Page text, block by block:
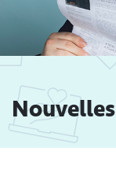
Nouvelles